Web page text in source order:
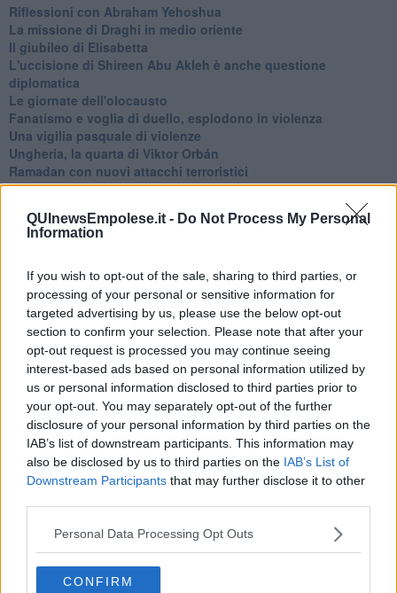
QUInewsEmpolese.it - Do Not Process My Personal
Information
If you wish to opt-out of the sale, sharing to third parties, or
processing of your personal or sensitive information for
targeted advertising by us, please use the below opt-out
section to confirm your selection. Please note that after your
opt-out request is processed you may continue seeing
interest-based ads based on personal information utilized by
us or personal information disclosed to third parties prior to
your opt-out. You may separately opt-out of the further
disclosure of your personal information by third parties on the
IAB’s list of downstream participants. This information may
also be disclosed by us to third parties on the IAB’s List of
Downstream Participants that may further disclose it to other
Personal Data Processing Opt Outs
CONFIRM
Riflessioni con Abraham Yehoshua
La missione di Draghi in medio oriente
Il giubileo di Elisabetta
L'uccisione di Shireen Abu Akleh è anche questione
diplomatica
Le giornate dell'olocausto
Fanatismo e voglia di duello, esplodono in violenza
Una vigilia pasquale di violenze
Ungheria, la quarta di Viktor Orbán
Ramadan con nuovi attacchi terroristici
Un vertice che rimarrà nella storia
Guerra Ucraina, la pseudo neutralità di Bennet
La guerra in Ucraina vista dal Medio Oriente
Erdoğan e l'informazione
Crisi Corona, crisi Johnson, problemi post Brexit
Capitol Hill un anno dopo
Desmond Tutu "la voce dei senza voce"
Natale da incubo per Boris Johnson
La questione Ucraina
Cipro, un ponte dove si mischiano le culture
Una vigilia di Natale per un nuovo Rais
La questione israelo-palestinese ignorata dal G20
Erdogan continua a sfidare l'Occidente
Libano, collasso economico e guerra civile
Johnson, da Trump a Biden alla Brexit
L'AUKUS e il Quad
Biden, primo presidente USA non in guerra
Papa Bergoglio vedrà Viktor Orbán
Bennet, un giorno in attesa di Biden
​La lenta agonia del Libano